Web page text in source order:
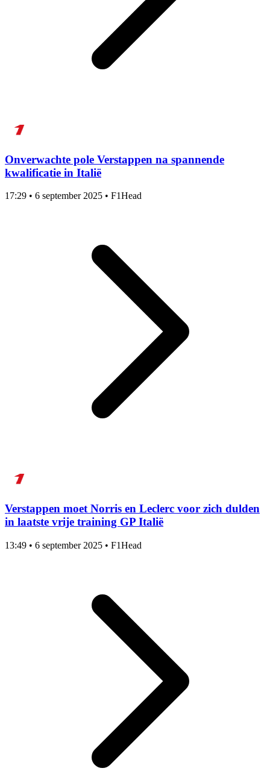
Onverwachte pole Verstappen na spannende
kwalificatie in Italië
17:29 • 6 september 2025 • F1Head
Verstappen moet Norris en Leclerc voor zich dulden
in laatste vrije training GP Italië
13:49 • 6 september 2025 • F1Head